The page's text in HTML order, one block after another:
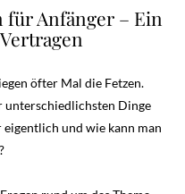
für Anfänger – Ein
öfter Mal die Fetzen.
unterschiedlichsten Dinge
und wie kann man